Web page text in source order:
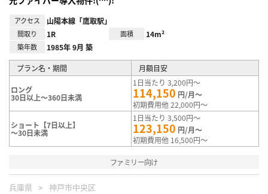
アクセス 山陽本線「鷹取駅」
間取り 1R 面積 14m²
築年数 1985年 9月 築
プラン名・期間 月額目安
ロング
30日以上～360日未満
1日当たり 3,200円～
114,150 円/月～
初期費用他 22,000円～
ショート【7日以上】
～30日未満
1日当たり 3,500円～
123,150 円/月～
初期費用他 16,500円～
ファミリー向け
兵庫県 神戸市中央区